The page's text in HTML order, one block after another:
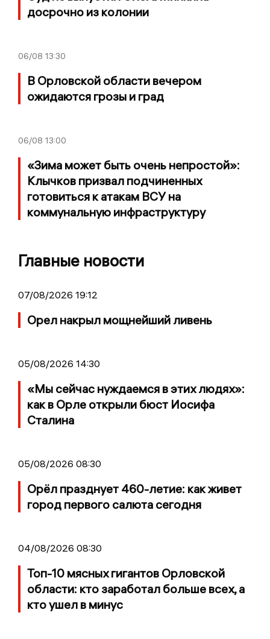
досрочно из колонии
06/08 13:30
В Орловской области вечером
ожидаются грозы и град
06/08 13:00
«Зима может быть очень непростой»:
Клычков призвал подчиненных
готовиться к атакам ВСУ на
коммунальную инфраструктуру
Главные новости
07/08/2026 19:12
Орел накрыл мощнейший ливень
05/08/2026 14:30
«Мы сейчас нуждаемся в этих людях»:
как в Орле открыли бюст Иосифа
Сталина
05/08/2026 08:30
Орёл празднует 460-летие: как живет
город первого салюта сегодня
04/08/2026 08:30
Топ-10 мясных гигантов Орловской
области: кто заработал больше всех, а
кто ушел в минус